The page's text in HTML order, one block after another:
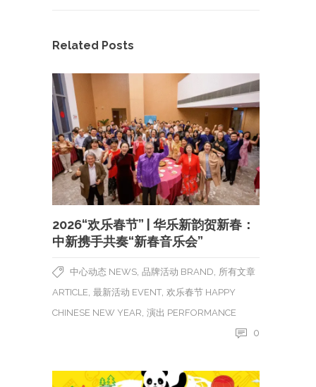
Related Posts
2026“欢乐春节” | 华乐新韵贺新春：
中新携手共奏“新春音乐会”
中心动态 NEWS 品牌活动 BRAND 所有文章
ARTICLE 最新活动 EVENT 欢乐春节 HAPPY
CHINESE NEW YEAR 演出 PERFORMANCE
0